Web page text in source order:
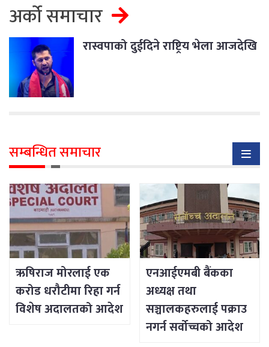
अर्को समाचार
रास्वपाको दुईदिने राष्ट्रिय भेला आजदेखि
सम्बन्धित समाचार
ऋषिराज मोरलाई एक
करोड धरौटीमा रिहा गर्न
विशेष अदालतको आदेश
एनआईएमबी बैंकका
अध्यक्ष तथा
सञ्चालकहरुलाई पक्राउ
नगर्न सर्वोच्चको आदेश